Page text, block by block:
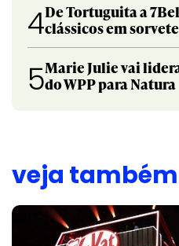
4De Tortuguita a
clássicos em sorvete
5Marie Julie vai
do WPP para Natura
veja também